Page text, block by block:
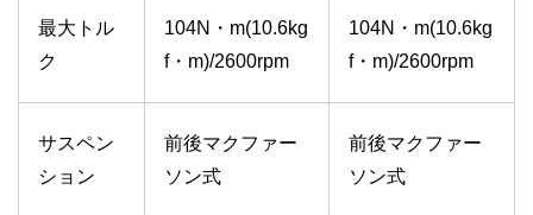
最大トル
ク
104N・m(10.6kg
f・m)/2600rpm
104N・m(10.6kg
f・m)/2600rpm
サスペン
ション
前後マクファー
ソン式
前後マクファー
ソン式